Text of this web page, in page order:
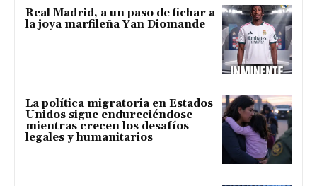
Real Madrid, a un paso de fichar a
la joya marfileña Yan Diomande
La política migratoria en Estados
Unidos sigue endureciéndose
mientras crecen los desafíos
legales y humanitarios